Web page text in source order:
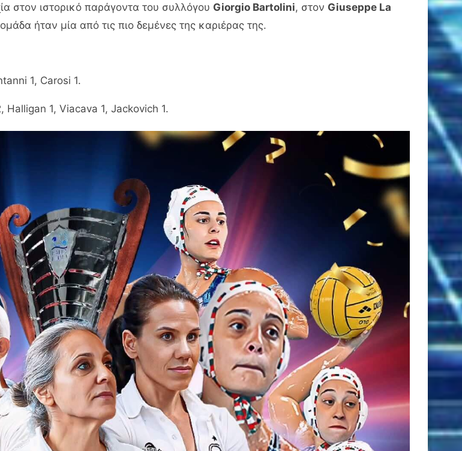
στον ιστορικό παράγοντα του συλλόγου Giorgio Bartolini, στον Giuseppe La
ήταν μία από τις πιο δεμένες της καριέρας της.
1, Carosi 1.
1, Viacava 1, Jackovich 1.